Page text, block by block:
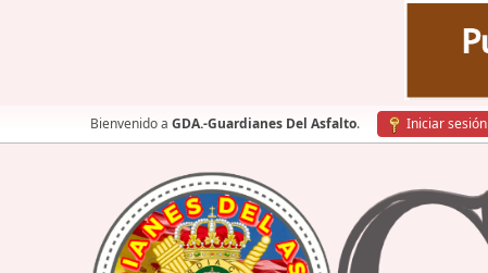
Bienvenido a GDA.-Guardianes Del Asfalto. Iniciar sesión